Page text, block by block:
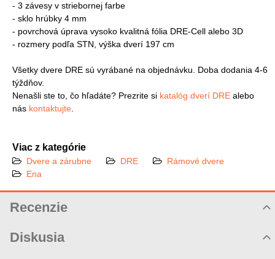
- 3 závesy v striebornej farbe
- sklo hrúbky 4 mm
- povrchová úprava vysoko kvalitná fólia DRE-Cell alebo 3D
- rozmery podľa STN, výška dverí 197 cm
Všetky dvere DRE sú vyrábané na objednávku. Doba dodania 4-6
týždňov.
Nenašli ste to, čo hľadáte? Prezrite si katalóg dverí DRE alebo
nás kontaktujte
Viac z kategórie
Dvere a zárubne DRE
Rámové dvere
Ena
Recenzie
Diskusia